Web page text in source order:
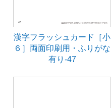
漢字フラッシュカード［小
６］両面印刷用・ふりがな
有り-47